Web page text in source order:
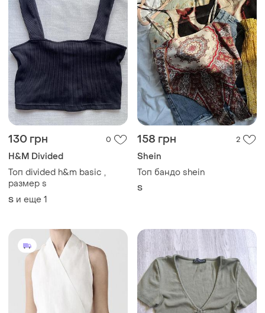
130 грн 0
H&M Divided
Топ divided h&m basic ,
размер s
S и еще 1
158 грн 2
Shein
Топ бандо shein
S